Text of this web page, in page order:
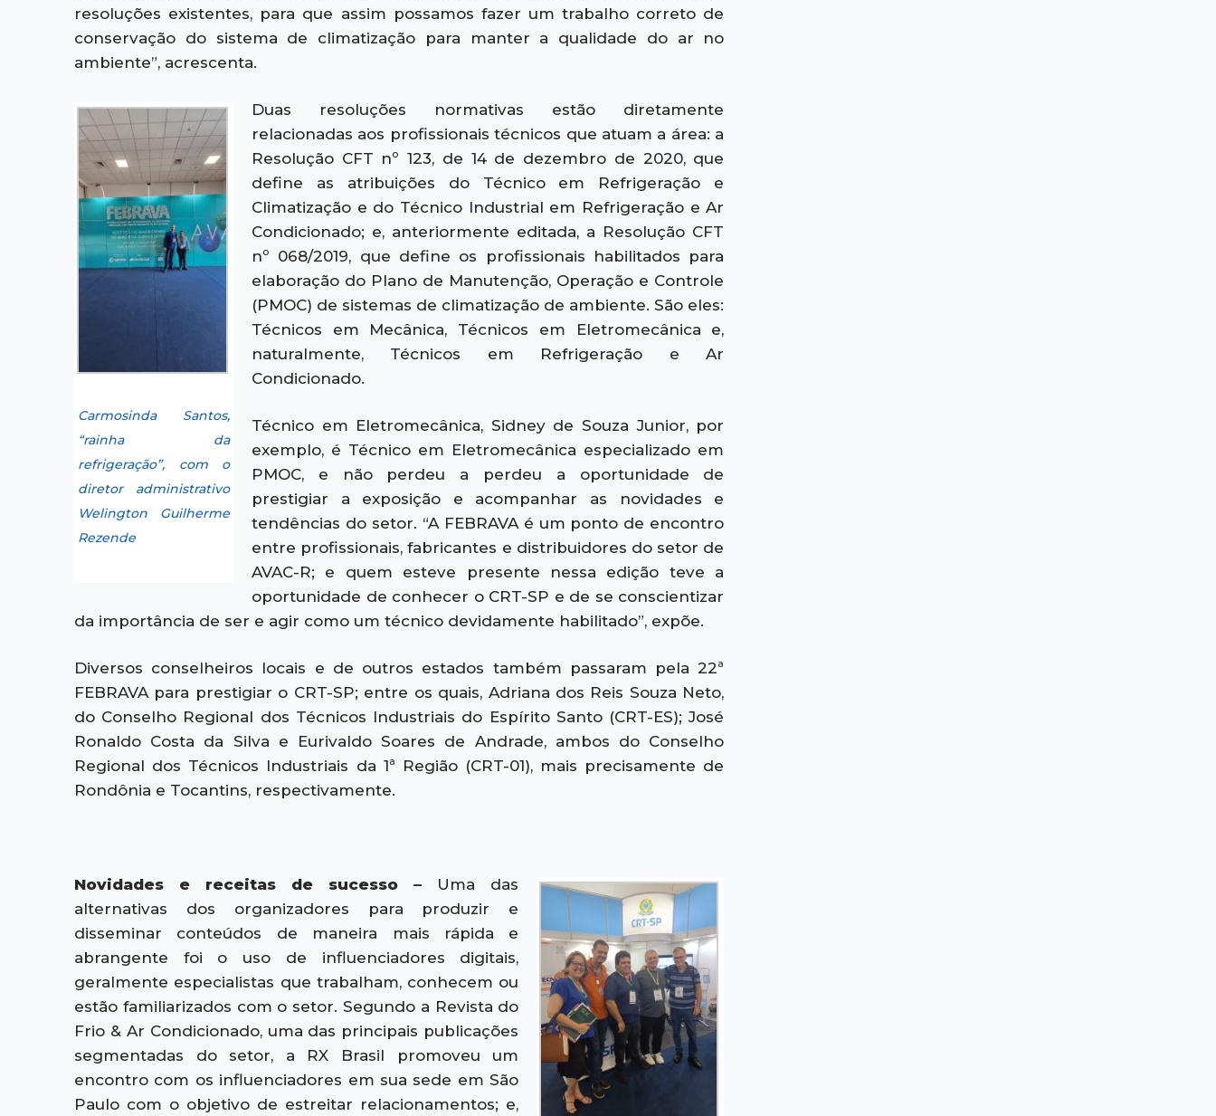
resoluções existentes, para que assim possamos fazer um trabalho correto de
conservação do sistema de climatização para manter a qualidade do ar no
ambiente”, acrescenta.
Carmosinda Santos,
“rainha da
refrigeração”, com o
diretor administrativo
Welington Guilherme
Rezende
Duas resoluções normativas estão diretamente
relacionadas aos profissionais técnicos que atuam a área: a
Resolução CFT nº 123, de 14 de dezembro de 2020, que
define as atribuições do Técnico em Refrigeração e
Climatização e do Técnico Industrial em Refrigeração e Ar
Condicionado; e, anteriormente editada, a Resolução CFT
nº 068/2019, que define os profissionais habilitados para
elaboração do Plano de Manutenção, Operação e Controle
(PMOC) de sistemas de climatização de ambiente. São eles:
Técnicos em Mecânica, Técnicos em Eletromecânica e,
naturalmente, Técnicos em Refrigeração e Ar
Condicionado.
Técnico em Eletromecânica, Sidney de Souza Junior, por
exemplo, é Técnico em Eletromecânica especializado em
PMOC, e não perdeu a perdeu a oportunidade de
prestigiar a exposição e acompanhar as novidades e
tendências do setor. “A FEBRAVA é um ponto de encontro
entre profissionais, fabricantes e distribuidores do setor de
AVAC-R; e quem esteve presente nessa edição teve a
oportunidade de conhecer o CRT-SP e de se conscientizar
da importância de ser e agir como um técnico devidamente habilitado”, expõe.
Diversos conselheiros locais e de outros estados também passaram pela 22ª
FEBRAVA para prestigiar o CRT-SP; entre os quais, Adriana dos Reis Souza Neto,
do Conselho Regional dos Técnicos Industriais do Espírito Santo (CRT-ES); José
Ronaldo Costa da Silva e Eurivaldo Soares de Andrade, ambos do Conselho
Regional dos Técnicos Industriais da 1ª Região (CRT-01), mais precisamente de
Rondônia e Tocantins, respectivamente.
Novidades e receitas de sucesso – Uma das
alternativas dos organizadores para produzir e
disseminar conteúdos de maneira mais rápida e
abrangente foi o uso de influenciadores digitais,
geralmente especialistas que trabalham, conhecem ou
estão familiarizados com o setor. Segundo a Revista do
Frio & Ar Condicionado, uma das principais publicações
segmentadas do setor, a RX Brasil promoveu um
encontro com os influenciadores em sua sede em São
Paulo com o objetivo de estreitar relacionamentos; e,